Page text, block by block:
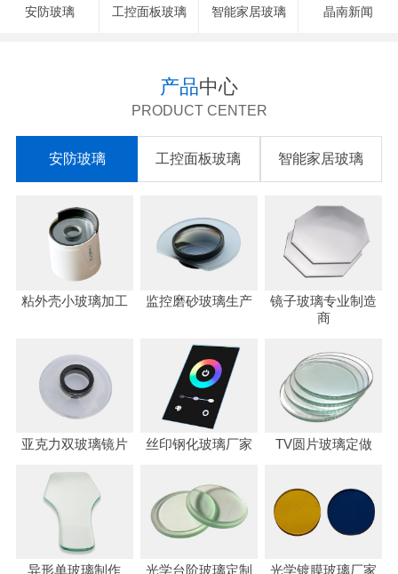
安防玻璃 工控面板玻璃 智能家居玻璃 晶南新闻
产品中心
PRODUCT CENTER
安防玻璃 工控面板玻璃 智能家居玻璃
粘外壳小玻璃加工 监控磨砂玻璃生产
镜子玻璃专业制造
商
亚克力双玻璃镜片 丝印钢化玻璃厂家 TV圆片玻璃定做
异形单玻璃制作 光学台阶玻璃定制 光学镀膜玻璃厂家